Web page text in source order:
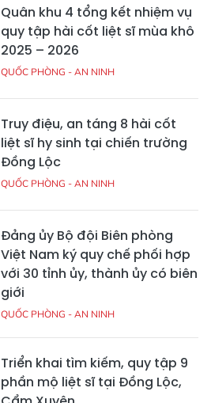
Quân khu 4 tổng kết nhiệm vụ
quy tập hài cốt liệt sĩ mùa khô
2025 – 2026
QUỐC PHÒNG - AN NINH
Truy điệu, an táng 8 hài cốt
liệt sĩ hy sinh tại chiến trường
Đồng Lộc
QUỐC PHÒNG - AN NINH
Đảng ủy Bộ đội Biên phòng
Việt Nam ký quy chế phối hợp
với 30 tỉnh ủy, thành ủy có biên
giới
QUỐC PHÒNG - AN NINH
Triển khai tìm kiếm, quy tập 9
phần mộ liệt sĩ tại Đồng Lộc,